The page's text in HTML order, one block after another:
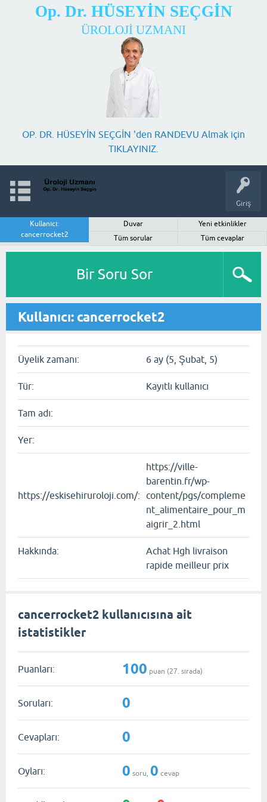
Op. Dr. HÜSEYİN SEÇGİN
ÜROLOJİ UZMANI
OP. DR. HÜSEYİN SEÇGİN 'den RANDEVU Almak için
TIKLAYINIZ.
Giriş
Kullanıcı:
cancerrocket2
Duvar
Yeni etkinlikler
Tüm sorular
Tüm cevaplar
Bir Soru Sor
Kullanıcı: cancerrocket2
Üyelik zamanı: 6 ay (5, Şubat, 5)
Tür: Kayıtlı kullanıcı
Tam adı:
Yer:
https://eskisehiruroloji.com/:
https://ville-
barentin.fr/wp-
content/pgs/compleme
nt_alimentaire_pour_m
aigrir_2.html
Hakkında:
Achat Hgh livraison
rapide meilleur prix
cancerrocket2 kullanıcısına ait
istatistikler
Puanları: 100 puan (27 . sırada)
Soruları: 0
Cevapları: 0
Oyları: 0 soru, 0 cevap